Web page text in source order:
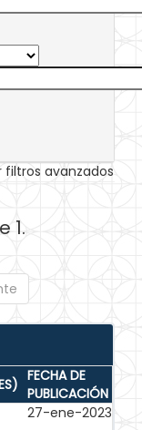
filtros avanzados
1.
FECHA DE
PUBLICACIÓN
27-ene-2023